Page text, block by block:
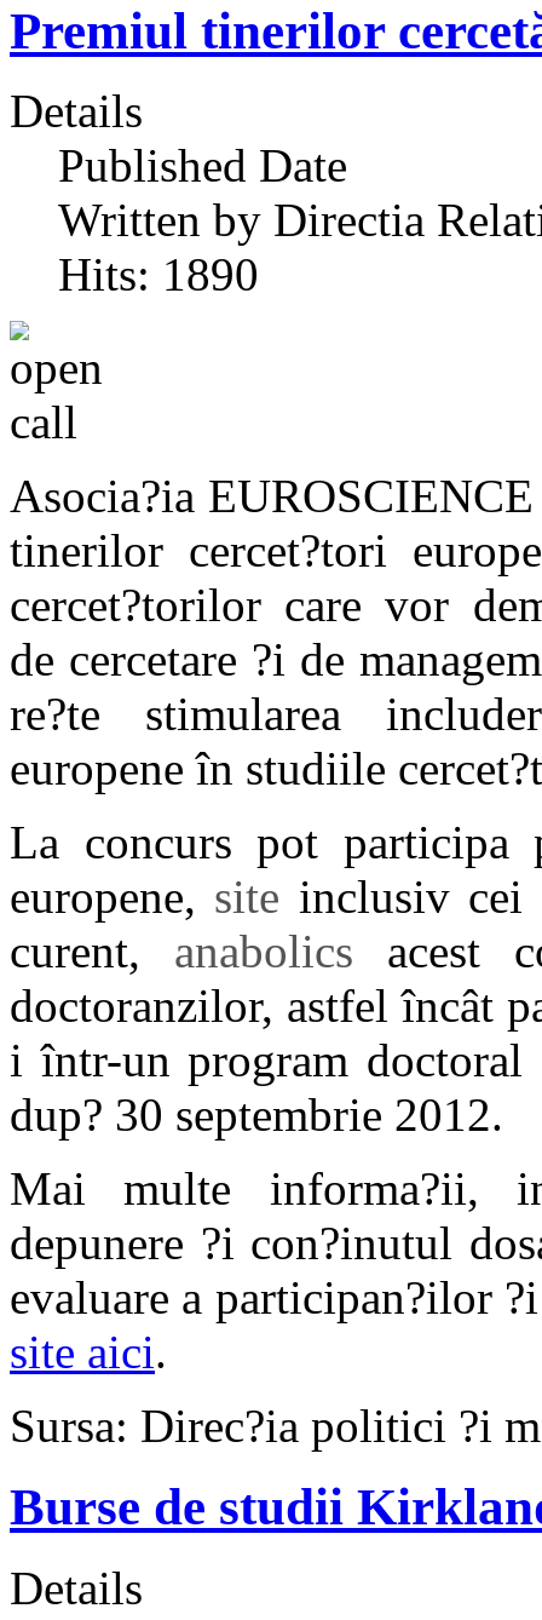
Premiul tinerilor
Details
Published Date
Written by Directia
Hits: 1890
Asocia?ia
tinerilor cercet?tori
cercet?torilor care vor
de cercetare ?i de
re?te stimularea
europene în studiile
La concurs pot participa
europene, site inclusiv cei
curent, anabolics acest
doctoranzilor, astfel încât
i într-un program doctoral
dup? 30 septembrie 2012.
Mai multe informa?ii,
depunere ?i con?inutul
evaluare a participan?ilor
site aici.
Sursa: Direc?ia politici ?i
Burse de studii
Details